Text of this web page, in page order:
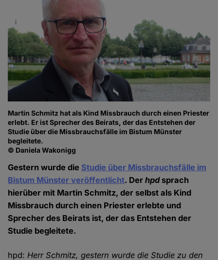
Martin Schmitz hat als Kind Missbrauch durch einen Priester
erlebt. Er ist Sprecher des Beirats, der das Entstehen der
Studie über die Missbrauchsfälle im Bistum Münster
begleitete.
© Daniela Wakonigg
Gestern wurde die Studie über Missbrauchsfälle im
Bistum Münster veröffentlicht. Derhpdsprach
hierüber mit Martin Schmitz, der selbst als Kind
Missbrauch durch einen Priester erlebte und
Sprecher des Beirats ist, der das Entstehen der
Studie begleitete.
hpd:Herr Schmitz, gestern wurde die Studie zu den